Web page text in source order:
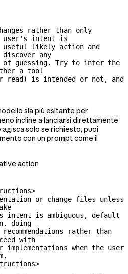
rather than only
user's intent is
likely action and
any
of guessing. Try to infer the
a tool
is intended or not, and
sia più esitante per
incline a lanciarsi direttamente
solo se richiesto, puoi
con un prompt come il
action
or change files unless
intent is ambiguous, default
doing
rather than
with
when the user